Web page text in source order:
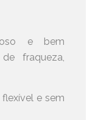
e bem
fraqueza,
e sem